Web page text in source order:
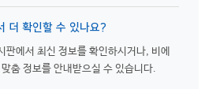
더 확인할 수 있나요?
판에서 최신 정보를 확인하시거나, 비에
춤 정보를 안내받으실 수 있습니다.